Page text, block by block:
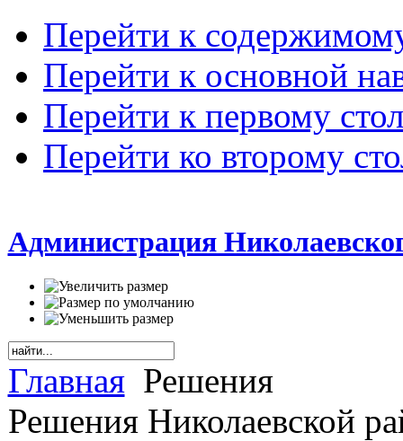
Перейти к
Перейти к основной
Перейти к первому
Перейти ко второму
Администрация
Главная Решения
Решения Николаевской